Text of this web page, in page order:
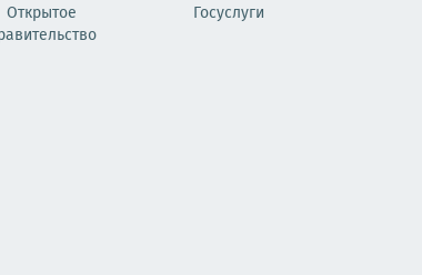
Открытое
Госуслуги